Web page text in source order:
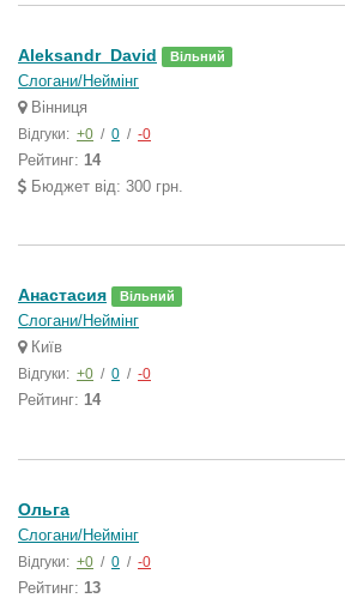
Aleksandr_David Вільний
Слогани/Неймінг
Вінниця
Відгуки: +0 / 0 / -0
Рейтинг: 14
Бюджет від: 300 грн.
Анастасия Вільний
Слогани/Неймінг
Київ
Відгуки: +0 / 0 / -0
Рейтинг: 14
Ольга
Слогани/Неймінг
Відгуки: +0 / 0 / -0
Рейтинг: 13